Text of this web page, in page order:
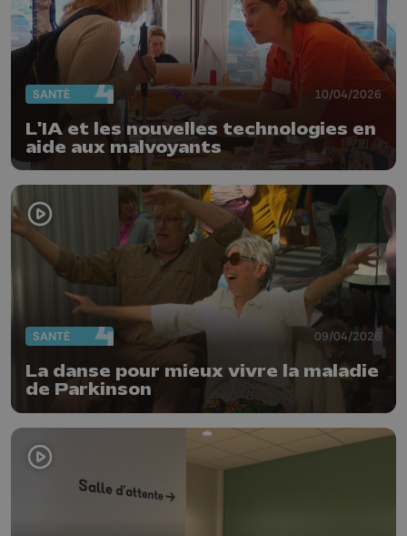
SANTÉ 10/04/2026
L'IA et les nouvelles technologies en
aide aux malvoyants
SANTÉ 09/04/2026
La danse pour mieux vivre la maladie
de Parkinson